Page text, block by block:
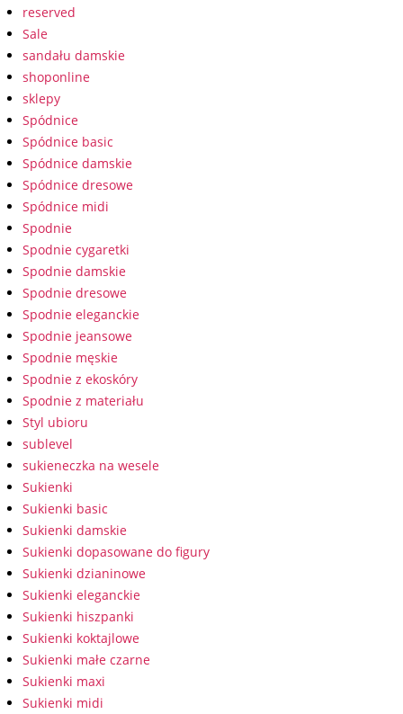
reserved
Sale
sandału damskie
shoponline
sklepy
Spódnice
Spódnice basic
Spódnice damskie
Spódnice dresowe
Spódnice midi
Spodnie
Spodnie cygaretki
Spodnie damskie
Spodnie dresowe
Spodnie eleganckie
Spodnie jeansowe
Spodnie męskie
Spodnie z ekoskóry
Spodnie z materiału
Styl ubioru
sublevel
sukieneczka na wesele
Sukienki
Sukienki basic
Sukienki damskie
Sukienki dopasowane do figury
Sukienki dzianinowe
Sukienki eleganckie
Sukienki hiszpanki
Sukienki koktajlowe
Sukienki małe czarne
Sukienki maxi
Sukienki midi